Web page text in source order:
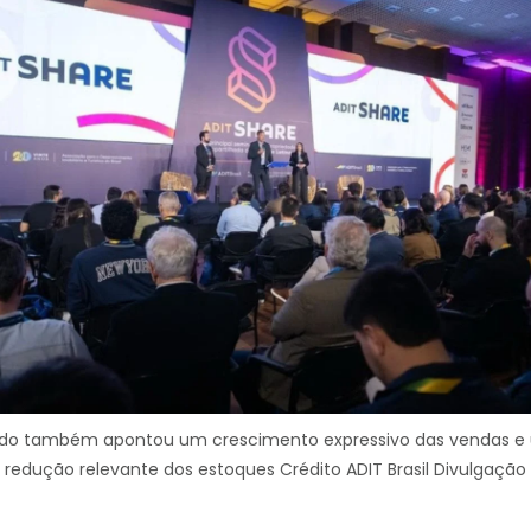
também apontou um crescimento expressivo das vendas e
redução relevante dos estoques Crédito ADIT Brasil Divulgação